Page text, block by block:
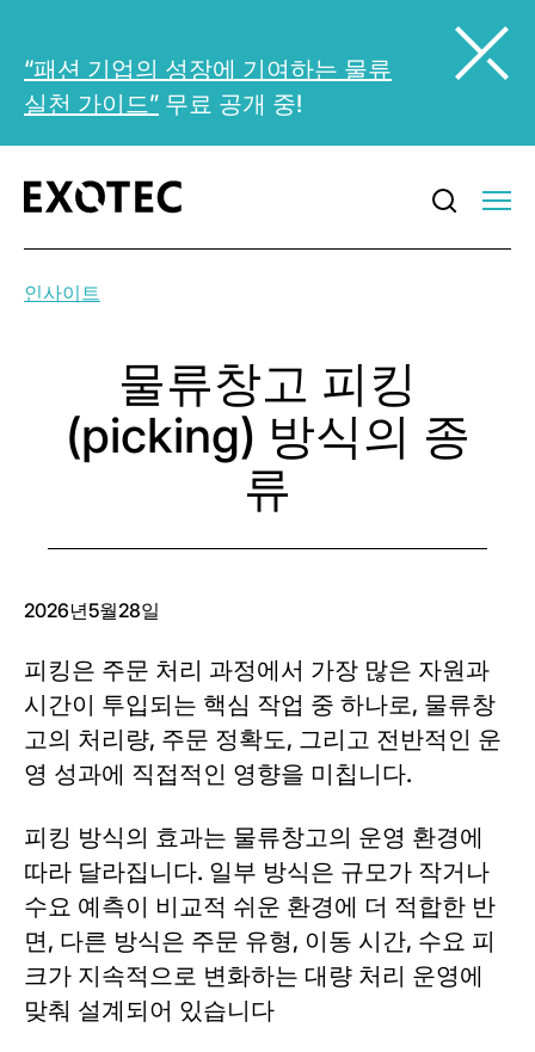
“패션 기업의 성장에 기여하는 물류
실천 가이드” 무료 공개 중!
인사이트
물류창고 피킹
(picking) 방식의 종
류
2026년5월28일
피킹은 주문 처리 과정에서 가장 많은 자원과
시간이 투입되는 핵심 작업 중 하나로, 물류창
고의 처리량, 주문 정확도, 그리고 전반적인 운
영 성과에 직접적인 영향을 미칩니다.
피킹 방식의 효과는 물류창고의 운영 환경에
따라 달라집니다. 일부 방식은 규모가 작거나
수요 예측이 비교적 쉬운 환경에 더 적합한 반
면, 다른 방식은 주문 유형, 이동 시간, 수요 피
크가 지속적으로 변화하는 대량 처리 운영에
맞춰 설계되어 있습니다